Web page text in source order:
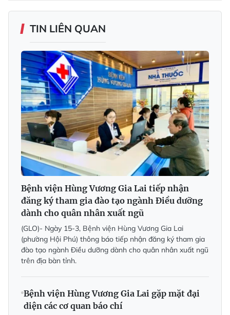
TIN LIÊN QUAN
Bệnh viện Hùng Vương Gia Lai tiếp nhận
đăng ký tham gia đào tạo ngành Điều dưỡng
dành cho quân nhân xuất ngũ
(GLO)- Ngày 15-3, Bệnh viện Hùng Vương Gia Lai
(phường Hội Phú) thông báo tiếp nhận đăng ký tham gia
đào tạo ngành Điều dưỡng dành cho quân nhân xuất ngũ
trên địa bàn tỉnh.
Bệnh viện Hùng Vương Gia Lai gặp mặt đại
diện các cơ quan báo chí